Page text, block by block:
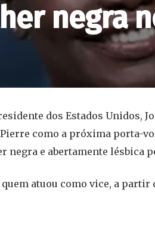
negra
dos Estados Unidos,
como a próxima porta-
negra e abertamente lésbica
atuou como vice, a partir